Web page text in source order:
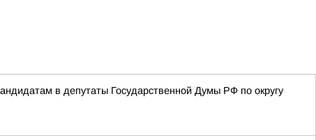
в депутаты Государственной Думы РФ по округу